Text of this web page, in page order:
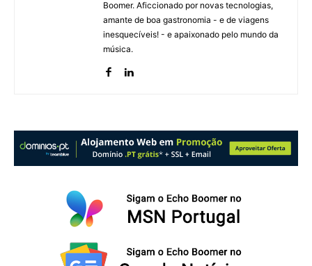
Boomer. Aficcionado por novas tecnologias,
amante de boa gastronomia - e de viagens
inesquecíveis! - e apaixonado pelo mundo da
música.